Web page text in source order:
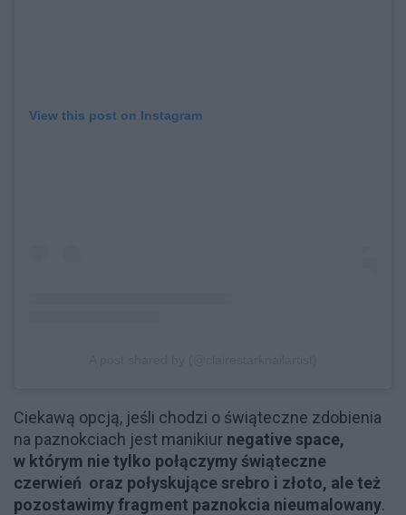
View this post on Instagram
Ciekawą opcją, jeśli chodzi o świąteczne zdobienia
na paznokciach jest manikiur negative space,
w którym nie tylko połączymy świąteczne
czerwień oraz połyskujące srebro i złoto, ale też
pozostawimy fragment paznokcia nieumalowany.